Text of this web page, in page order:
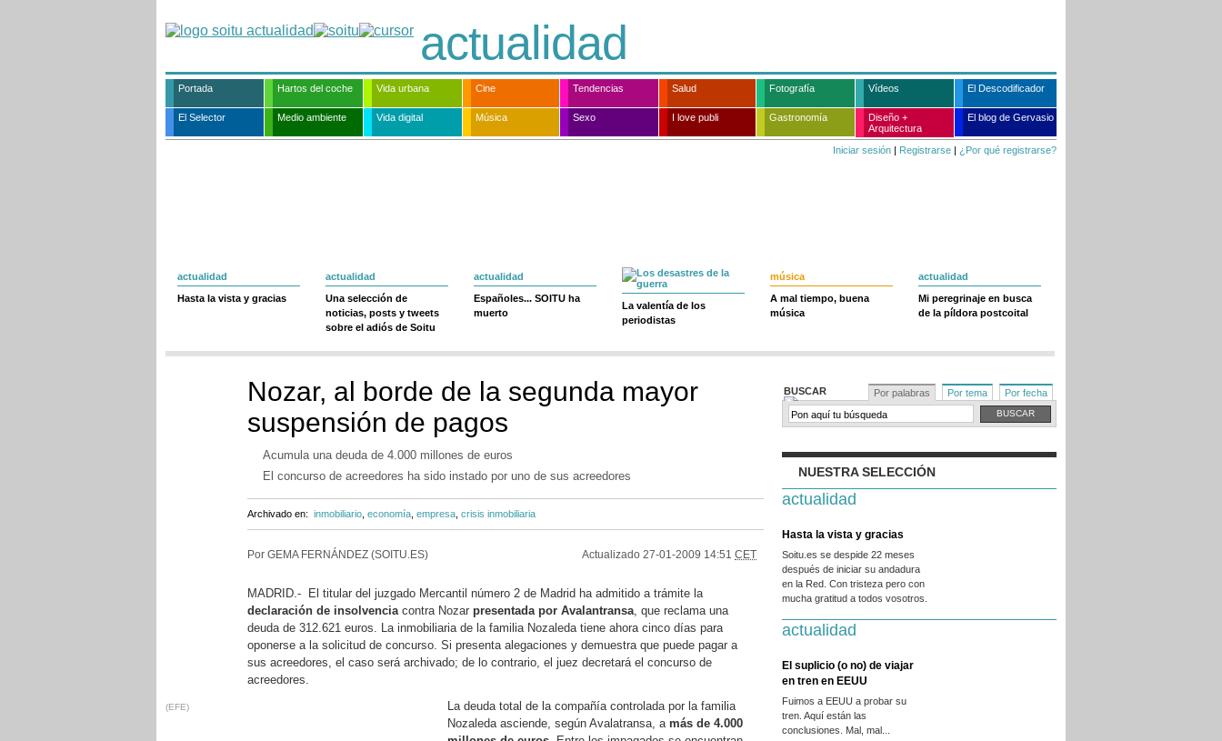
actualidad
Portada Hartos del coche Vida urbana Cine Tendencias Salud Fotografía Vídeos El Descodificador
El Selector Medio ambiente Vida digital Música Sexo I love publi Gastronomía
Diseño +
Arquitectura
El blog de Gervasio
Iniciar sesión | Registrarse | ¿Por qué registrarse?
actualidad
Hasta la vista y gracias
actualidad
Una selección de
noticias, posts y tweets
sobre el adiós de Soitu
actualidad
Españoles... SOITU ha
muerto
La valentía de los
periodistas
música
A mal tiempo, buena
música
actualidad
Mi peregrinaje en busca
de la píldora postcoital
Nozar, al borde de la segunda mayor
suspensión de pagos
Acumula una deuda de 4.000 millones de euros
El concurso de acreedores ha sido instado por uno de sus acreedores
Archivado en: inmobiliario economía empresa crisis inmobiliaria
Por GEMA FERNÁNDEZ (SOITU.ES) Actualizado 27-01-2009 14:51 CET
MADRID.- El titular del juzgado Mercantil número 2 de Madrid ha admitido a trámite la
declaración de insolvenciacontra Nozar presentada por Avalantransa, que reclama una
deuda de 312.621 euros. La inmobiliaria de la familia Nozaleda tiene ahora cinco días para
oponerse a la solicitud de concurso. Si presenta alegaciones y demuestra que puede pagar a
sus acreedores, el caso será archivado; de lo contrario, el juez decretará el concurso de
acreedores.
(EFE)
La deuda total de la compañía controlada por la familia
Nozaleda asciende, según Avalatransa, a más de 4.000
BUSCAR Por palabras Por tema Por fecha
NUESTRA SELECCIÓN
actualidad
Hasta la vista y gracias
Soitu.es se despide 22 meses
después de iniciar su andadura
en la Red. Con tristeza pero con
mucha gratitud a todos vosotros.
actualidad
El suplicio (o no) de viajar
en tren en EEUU
Fuimos a EEUU a probar su
tren. Aquí están las
conclusiones. Mal, mal...